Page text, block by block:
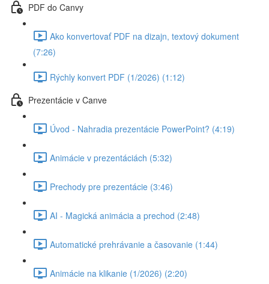
PDF do Canvy
Ako konvertovať PDF na dizajn, textový dokument
(7:26)
Rýchly konvert PDF (1/2026) (1:12)
Prezentácie v Canve
Úvod - Nahradia prezentácie PowerPoint? (4:19)
Animácie v prezentáciách (5:32)
Prechody pre prezentácie (3:46)
AI - Magická animácia a prechod (2:48)
Automatické prehrávanie a časovanie (1:44)
Animácie na klikanie (1/2026) (2:20)